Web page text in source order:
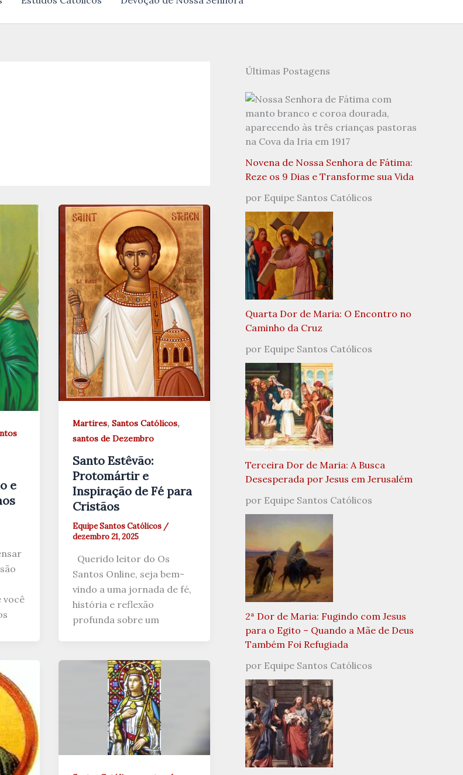
e
você
Martires,Santos Católicos,
santos de Dezembro
Santo Estêvão:
Protomártir e
Inspiração de Fé para
Cristãos
Equipe Santos Católicos /
dezembro 21, 2025
Querido leitor do Os
Santos Online, seja bem-
vindo a uma jornada de fé,
história e reflexão
profunda sobre um
Últimas Postagens
Novena de Nossa Senhora de Fátima:
Reze os 9 Dias e Transforme sua Vida
por Equipe Santos Católicos
Quarta Dor de Maria: O Encontro no
Caminho da Cruz
por Equipe Santos Católicos
Terceira Dor de Maria: A Busca
Desesperada por Jesus em Jerusalém
por Equipe Santos Católicos
2ª Dor de Maria: Fugindo com Jesus
para o Egito – Quando a Mãe de Deus
Também Foi Refugiada
por Equipe Santos Católicos